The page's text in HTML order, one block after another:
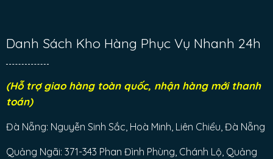
Danh Sách Kho Hàng Phục Vụ Nhanh 24h
(Hỗ trợ giao hàng toàn quốc, nhận hàng mới thanh
toán)
Đà Nẵng: Nguyễn Sinh Sắc, Hoà Minh, Liên Chiểu, Đà Nẵng
Quảng Ngãi: 371-343 Phan Đình Phùng, Chánh Lộ, Quảng